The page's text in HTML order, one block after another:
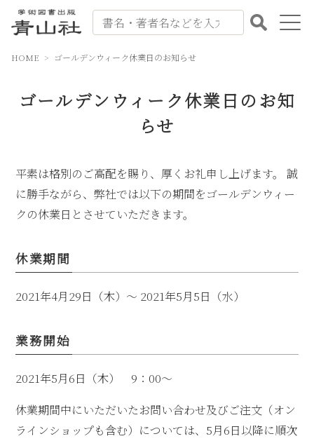
書籍紹介
書籍注文
お問い合わせ
HOME ゴールデンウィーク休業日のお知らせ
ゴールデンウィーク休業日のお知
らせ
平素は格別のご高配を賜り、厚くお礼申し上げます。 誠
に勝手ながら、弊社では以下の期間をゴールデンウィー
クの休業日とさせていただきます。
休業期間
2021年4月29日（木）～ 2021年5月5日（水）
業務開始
2021年5月6日（木） 9：00～
休業期間中にいただいたお問い合わせ及びご注文（オン
ラインショップも含む）については、5月6日以降に順次